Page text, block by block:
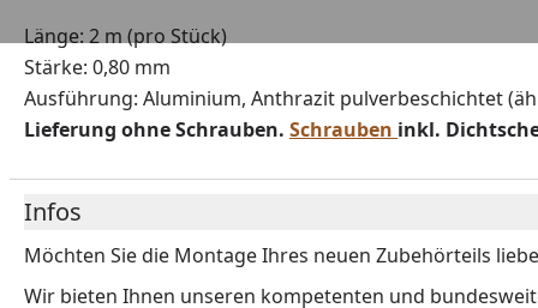
Länge: 2 m (pro Stück)
Stärke: 0,80 mm
Ausführung: Aluminium, Anthrazit pulverbeschichtet
Lieferung ohne Schrauben. Schrauben inkl.
Infos
Möchten Sie die Montage Ihres neuen Zubehörteils
Wir bieten Ihnen unseren kompetenten und